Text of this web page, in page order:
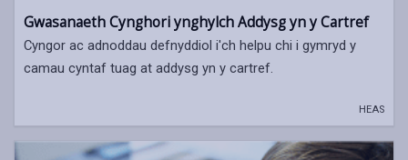
Gwasanaeth Cynghori ynghylch Addysg yn y Cartref
Cyngor ac adnoddau defnyddiol i'ch helpu chi i gymryd y
camau cyntaf tuag at addysg yn y cartref.
HEAS